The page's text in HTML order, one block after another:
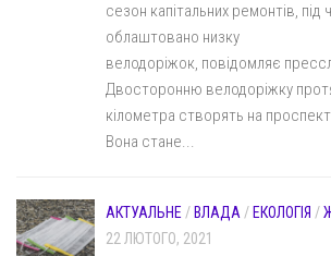
сезон капітальних ремонтів, під
облаштовано низку
велодоріжок, повідомляє
Двосторонню велодоріжку
кілометра створять на
Вона стане...
АКТУАЛЬНЕ / ВЛАДА / ЕКОЛОГІЯ /
22 ЛЮТОГО, 2021